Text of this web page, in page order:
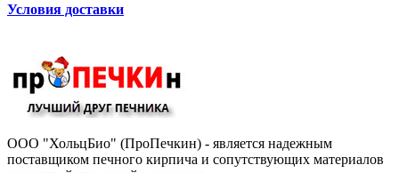
Условия доставки
ООО "ХольцБио" (ПроПечкин) - является надежным
поставщиком печного кирпича и сопутствующих материалов